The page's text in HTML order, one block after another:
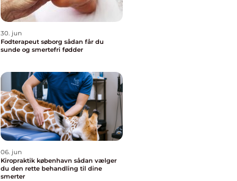
30. jun
Fodterapeut søborg sådan får du
sunde og smertefri fødder
06. jun
Kiropraktik københavn sådan vælger
du den rette behandling til dine
smerter